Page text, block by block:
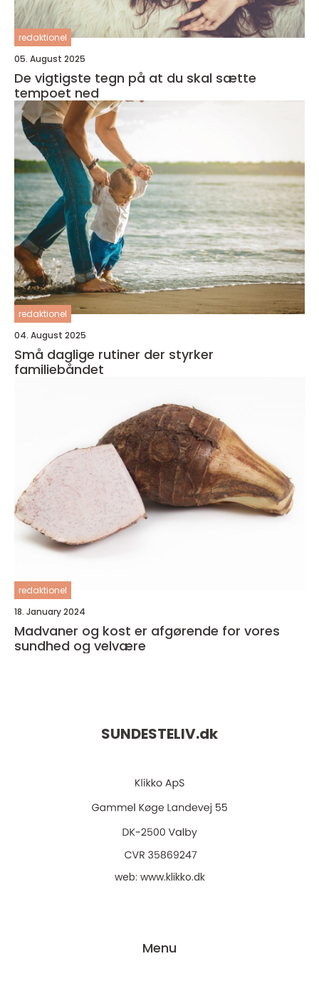
redaktionel
05. August 2025
De vigtigste tegn på at du skal sætte
tempoet ned
redaktionel
04. August 2025
Små daglige rutiner der styrker
familiebåndet
redaktionel
18. January 2024
Madvaner og kost er afgørende for vores
sundhed og velvære
SUNDESTELIV.dk
web: www.klikko.dk
Menu